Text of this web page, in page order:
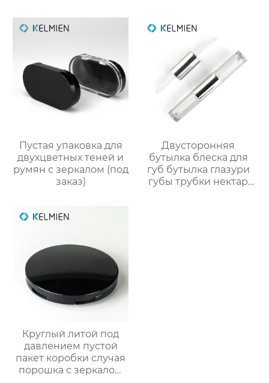
поставки от
производителя
косметики
Пустая упаковка для
двухцветных теней и
румян с зеркалом (под
заказ)
Двусторонняя
бутылка блеска для
губ бутылка глазури
губы трубки нектар
Круглый литой под
давлением пустой
пакет коробки случая
порошка с зеркалом